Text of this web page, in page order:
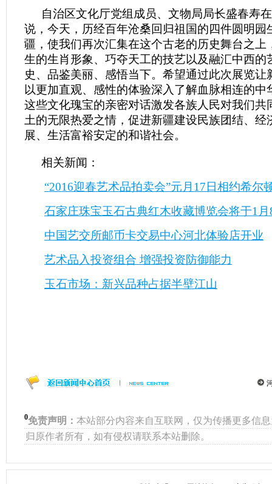
自治区文化厅党组成员、文物局局长盛春寿
说，今天，历经百年沧桑回归祖国的四件圆明园
疆，使我们再次汇集在这个古老的历史舞台之上
生的生肖形象、巧夺天工的技艺以及融汇中西的
史、品鉴美丽、感悟当下。希望通过此次展览让
以更加直观、感性的体验深入了解血脉相连的中
这些文化瑰宝的亲密对话激发各族人民对我们共
土的无限热爱之情，促进新疆建设民族团结、经
展、生活富裕安定的和谐社会。
相关新闻：
“2016迎春艺术品拍卖会”元月17日相约希尔
石家庄珠宝玉石古典红木收藏博览会将于1
中国艺交所邮币卡交易中心河北体验店开业
艺术品入投资组合 增强投资防御能力
玉石市场：新兴品种占据半壁江山
0免责声明： 本站部分内容来自互联网，仅为传播更多信
归原作者所有，如有侵权请联系本站删除。